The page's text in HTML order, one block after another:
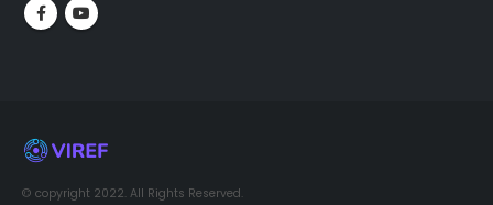
© copyright 2022. All Rights Reserved.